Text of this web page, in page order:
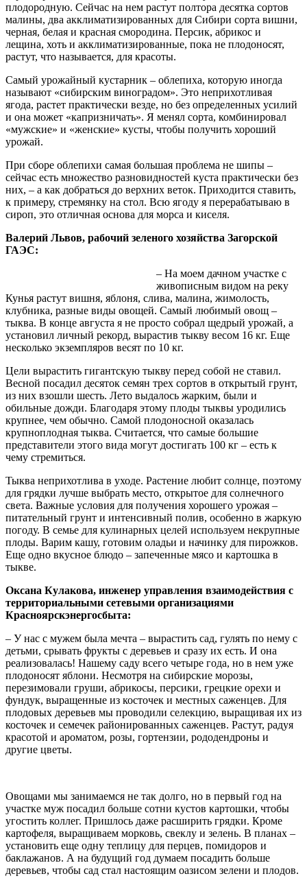
плодородную. Сейчас на нем растут полтора десятка сортов
малины, два акклиматизированных для Сибири сорта вишни,
черная, белая и красная смородина. Персик, абрикос и
лещина, хоть и акклиматизированные, пока не плодоносят,
растут, что называется, для красоты.
Самый урожайный кустарник – облепиха, которую иногда
называют «сибирским виноградом». Это неприхотливая
ягода, растет практически везде, но без определенных усилий
и она может «капризничать». Я менял сорта, комбинировал
«мужские» и «женские» кусты, чтобы получить хороший
урожай.
При сборе облепихи самая большая проблема не шипы –
сейчас есть множество разновидностей куста практически без
них, – а как добраться до верхних веток. Приходится ставить,
к примеру, стремянку на стол. Всю ягоду я перерабатываю в
сироп, это отличная основа для морса и киселя.
Валерий Львов, рабочий зеленого хозяйства Загорской
ГАЭС:
– На моем дачном участке с
живописным видом на реку
Кунья растут вишня, яблоня, слива, малина, жимолость,
клубника, разные виды овощей. Самый любимый овощ –
тыква. В конце августа я не просто собрал щедрый урожай, а
установил личный рекорд, вырастив тыкву весом 16 кг. Еще
несколько экземпляров весят по 10 кг.
Цели вырастить гигантскую тыкву перед собой не ставил.
Весной посадил десяток семян трех сортов в открытый грунт,
из них взошли шесть. Лето выдалось жарким, были и
обильные дожди. Благодаря этому плоды тыквы уродились
крупнее, чем обычно. Самой плодоносной оказалась
крупноплодная тыква. Считается, что самые большие
представители этого вида могут достигать 100 кг – есть к
чему стремиться.
Тыква неприхотлива в уходе. Растение любит солнце, поэтому
для грядки лучше выбрать место, открытое для солнечного
света. Важные условия для получения хорошего урожая –
питательный грунт и интенсивный полив, особенно в жаркую
погоду. В семье для кулинарных целей используем некрупные
плоды. Варим кашу, готовим оладьи и начинку для пирожков.
Еще одно вкусное блюдо – запеченные мясо и картошка в
тыкве.
Оксана Кулакова, инженер управления взаимодействия с
территориальными сетевыми организациями
Красноярскэнергосбыта:
– У нас с мужем была мечта – вырастить сад, гулять по нему с
детьми, срывать фрукты с деревьев и сразу их есть. И она
реализовалась! Нашему саду всего четыре года, но в нем уже
плодоносят яблони. Несмотря на сибирские морозы,
перезимовали груши, абрикосы, персики, грецкие орехи и
фундук, выращенные из косточек и местных саженцев. Для
плодовых деревьев мы проводили селекцию, выращивая их из
косточек и семечек районированных саженцев. Растут, радуя
красотой и ароматом, розы, гортензии, рододендроны и
другие цветы.
Овощами мы занимаемся не так долго, но в первый год на
участке муж посадил больше сотни кустов картошки, чтобы
угостить коллег. Пришлось даже расширить грядки. Кроме
картофеля, выращиваем морковь, свеклу и зелень. В планах –
установить еще одну теплицу для перцев, помидоров и
баклажанов. А на будущий год думаем посадить больше
деревьев, чтобы сад стал настоящим оазисом зелени и плодов.